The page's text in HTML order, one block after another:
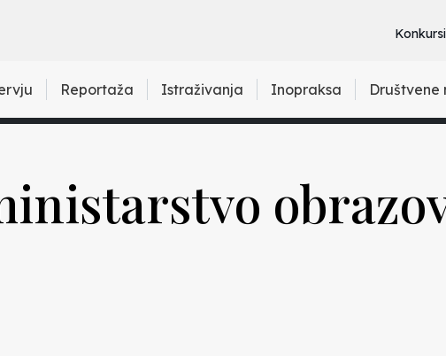
Konkursi
Reportaža Istraživanja Inopraksa Društvene